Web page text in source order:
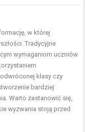
w której
Tradycyjne
wymaganiom uczniów
klasy czy
bardziej
Warto zastanowić się,
wyzwania stoją przed